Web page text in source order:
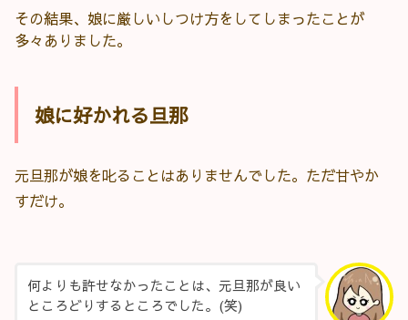
その結果、娘に厳しいしつけ方をしてしまったことが
多々ありました。
娘に好かれる旦那
元旦那が娘を叱ることはありませんでした。ただ甘やか
すだけ。
何よりも許せなかったことは、元旦那が良い
ところどりするところでした。(笑)